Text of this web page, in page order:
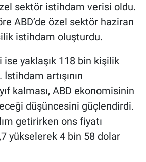
sektör istihdam verisi oldu.
ABD’de özel sektör haziran
istihdam oluşturdu.
yaklaşık 118 bin kişilik
artışının
kalması, ABD ekonomisinin
düşüncesini güçlendirdi.
getirirken ons fiyatı
yükselerek 4 bin 58 dolar